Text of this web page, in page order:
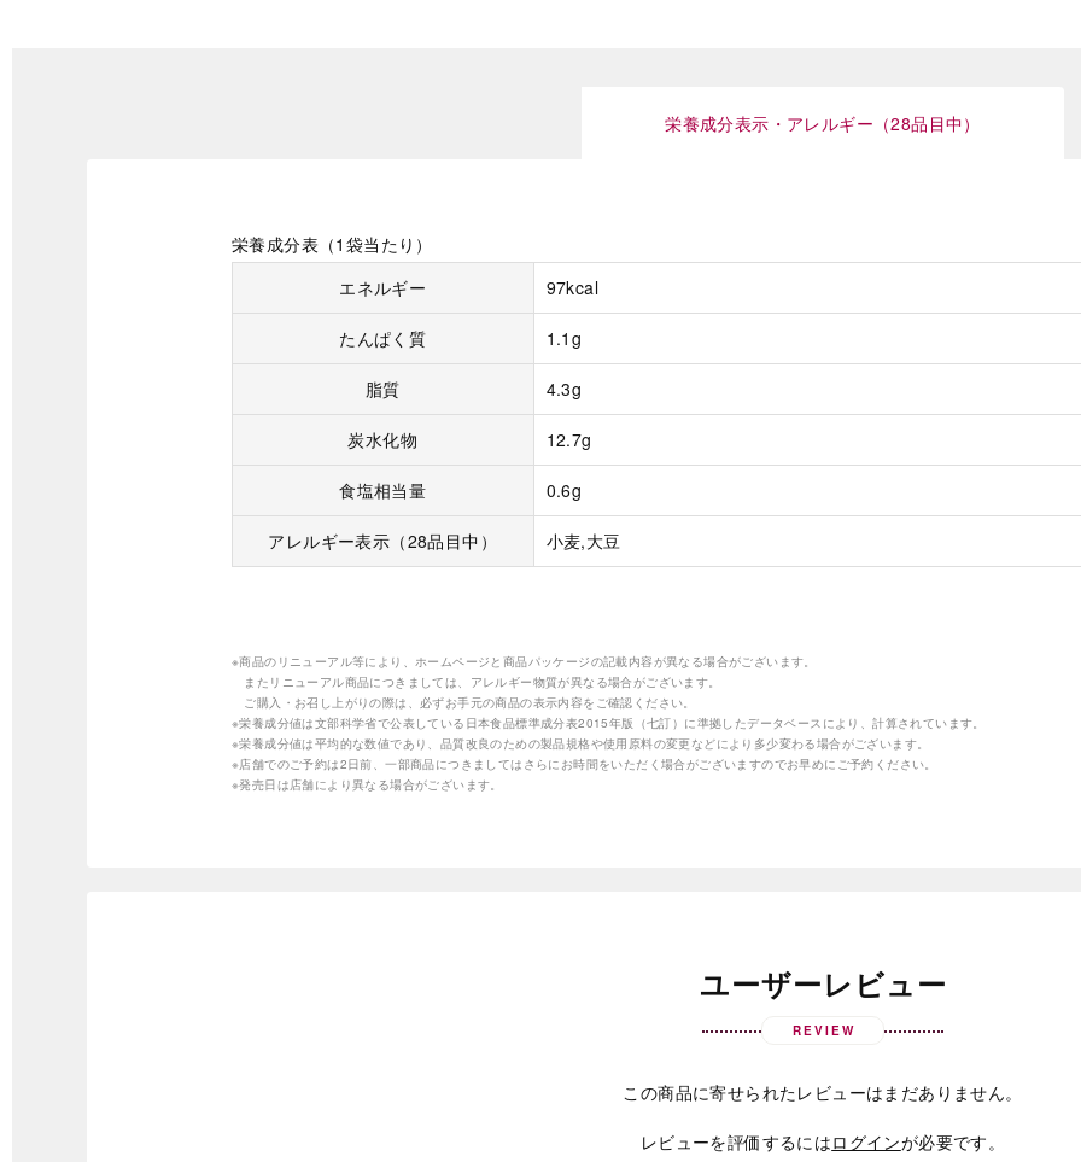
栄養成分表示・アレルギー（28品目中）
栄養成分表（1袋当たり）
エネルギー
97kcal
たんぱく質 1.1g
脂質 4.3g
炭水化物 12.7g
食塩相当量 0.6g
アレルギー表示（28品目中） 小麦,大豆
※商品のリニューアル等により、ホームページと商品パッケージの記載内容が異なる場合がございます。
またリニューアル商品につきましては、アレルギー物質が異なる場合がございます。
ご購入・お召し上がりの際は、必ずお手元の商品の表示内容をご確認ください。
※栄養成分値は文部科学省で公表している日本食品標準成分表2015年版（七訂）に準拠したデータベースにより、計算されています。
※栄養成分値は平均的な数値であり、品質改良のための製品規格や使用原料の変更などにより多少変わる場合がございます。
※店舗でのご予約は2日前、一部商品につきましてはさらにお時間をいただく場合がございますのでお早めにご予約ください。
※発売日は店舗により異なる場合がございます。
ユーザーレビュー
REVIEW
この商品に寄せられたレビューはまだありません。
レビューを評価するにはログインが必要です。